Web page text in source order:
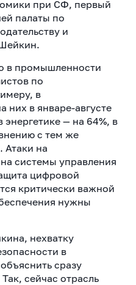
при СФ, первый
палаты по
и
в промышленности
по
в
них в январе-августе
энергетике — на 64%, в
с тем же
Атаки на
системы управления
цифровой
критически важной
нужны
нехватку
в
сразу
сейчас отрасль